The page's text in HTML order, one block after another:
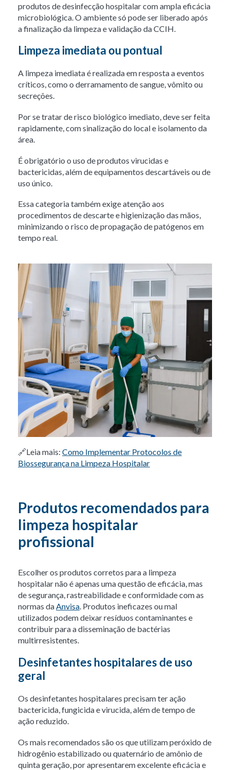
produtos de desinfecção hospitalar com ampla eficácia
microbiológica. O ambiente só pode ser liberado após
a finalização da limpeza e validação da CCIH.
Limpeza imediata ou pontual
A limpeza imediata é realizada em resposta a eventos
críticos, como o derramamento de sangue, vômito ou
secreções.
Por se tratar de risco biológico imediato, deve ser feita
rapidamente, com sinalização do local e isolamento da
área.
É obrigatório o uso de produtos virucidas e
bactericidas, além de equipamentos descartáveis ou de
uso único.
Essa categoria também exige atenção aos
procedimentos de descarte e higienização das mãos,
minimizando o risco de propagação de patógenos em
tempo real.
🔗Leia mais: Como Implementar Protocolos de
Biossegurança na Limpeza Hospitalar
Produtos recomendados para
limpeza hospitalar
profissional
Escolher os produtos corretos para a limpeza
hospitalar não é apenas uma questão de eficácia, mas
de segurança, rastreabilidade e conformidade com as
normas daAnvisa. Produtos ineficazes ou mal
utilizados podem deixar resíduos contaminantes e
contribuir para a disseminação de bactérias
multirresistentes.
Desinfetantes hospitalares de uso
geral
Os desinfetantes hospitalares precisam ter ação
bactericida, fungicida e virucida, além de tempo de
ação reduzido.
Os mais recomendados são os que utilizam peróxido de
hidrogênio estabilizado ou quaternário de amônio de
quinta geração, por apresentarem excelente eficácia e